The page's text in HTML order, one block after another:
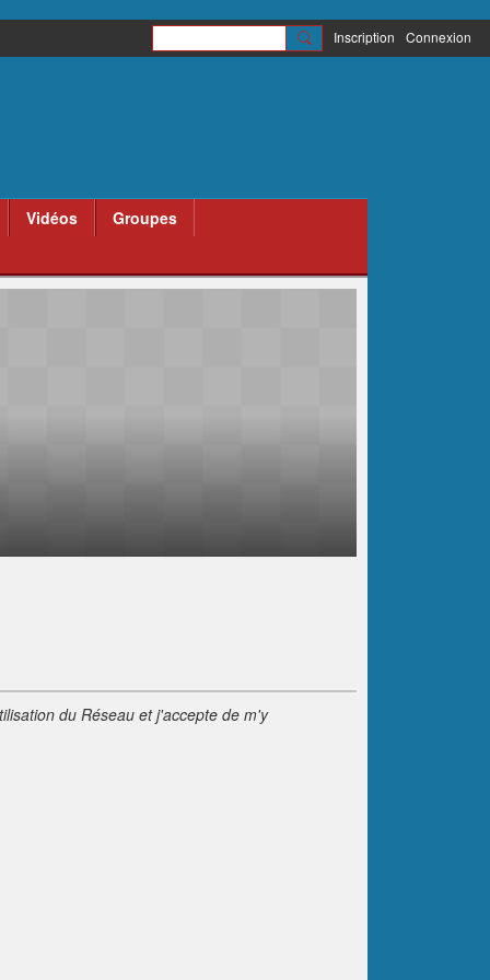
Inscription Connexion
Vidéos
Groupes
du Réseau et j'accepte de m'y